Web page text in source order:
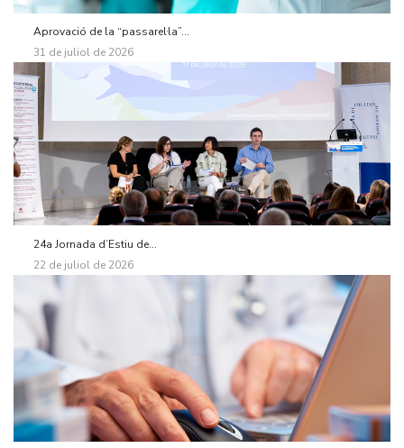
Aprovació de la “passarel·la”...
31 de juliol de 2026
24a Jornada d’Estiu de...
22 de juliol de 2026